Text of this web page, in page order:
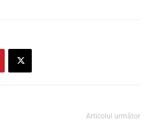
Articolul următor